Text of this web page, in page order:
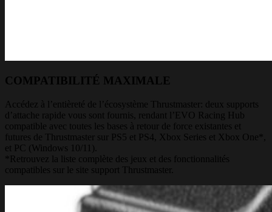
COMPATIBILITÉ MAXIMALE
Accédez à l’entièreté de l’écosystème Thrustmaster: deux supports
d’attache rapide vous sont fournis, rendant l’EVO Racing Hub
compatible avec toutes les bases à retour de force existantes et
futures de Thrustmaster sur PS5 et PS4, Xbox Series et Xbox One*,
et PC (Windows 10/11).
*Retrouvez la liste complète des jeux et des fonctionnalités
compatibles sur le site support Thrustmaster.